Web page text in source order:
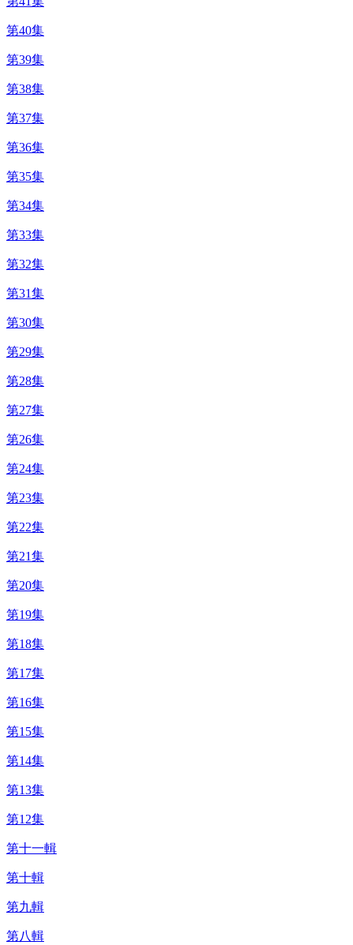
第40集
第39集
第38集
第37集
第36集
第35集
第34集
第33集
第32集
第31集
第30集
第29集
第28集
第27集
第26集
第24集
第23集
第22集
第21集
第20集
第19集
第18集
第17集
第16集
第15集
第14集
第13集
第12集
第十一輯
第十輯
第九輯
第八輯